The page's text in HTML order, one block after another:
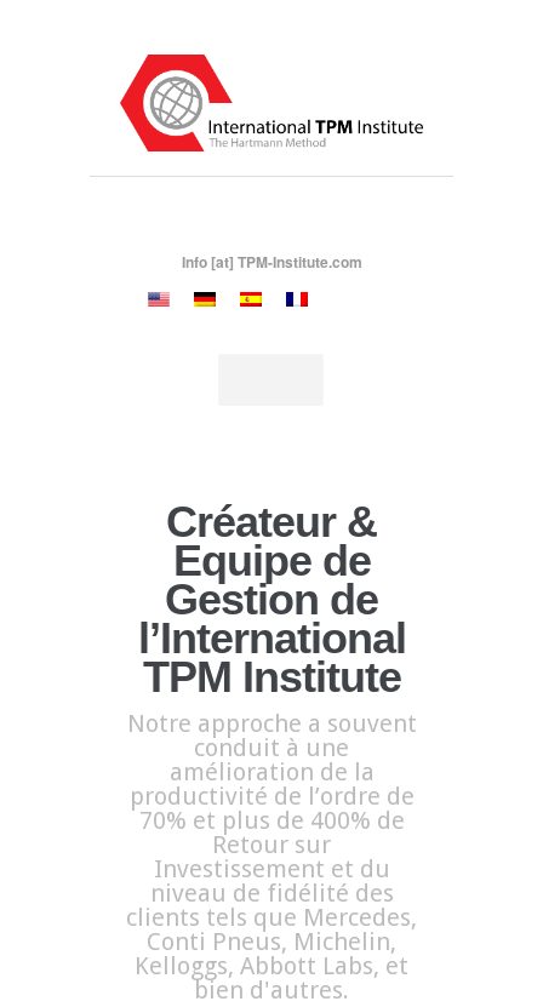
Info [at] TPM-Institute.com
Créateur &
Equipe de
Gestion de
l’International
TPM Institute
Notre approche a souvent
conduit à une
amélioration de la
productivité de l’ordre de
70% et plus de 400% de
Retour sur
Investissement et du
niveau de fidélité des
clients tels que Mercedes,
Conti Pneus, Michelin,
Kelloggs, Abbott Labs, et
bien d'autres.